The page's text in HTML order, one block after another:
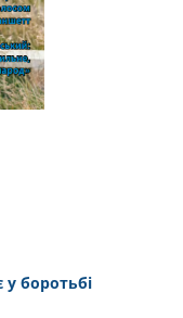
боротьбі